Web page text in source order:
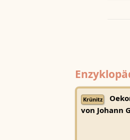
Krünitz
von Johann